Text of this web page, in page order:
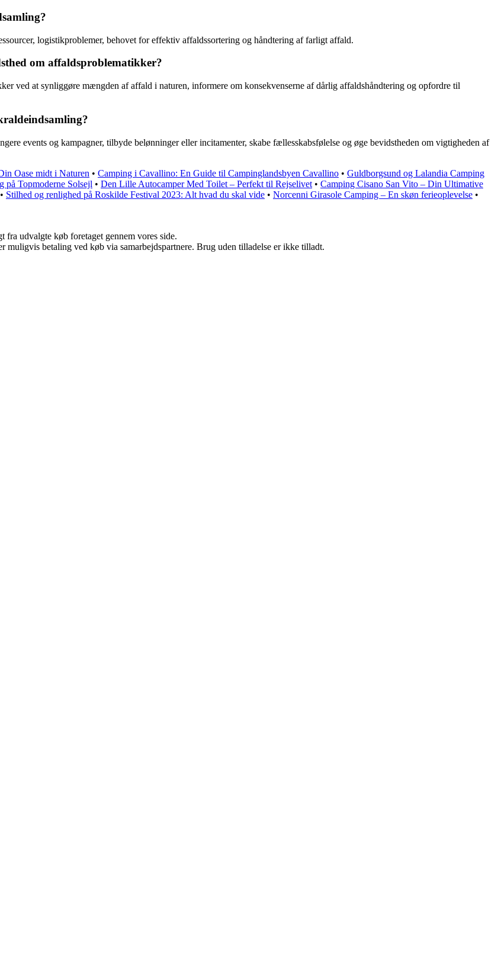
logistikproblemer, behovet for effektiv affaldssortering og håndtering af farligt affald.
om affaldsproblematikker?
ved at synliggøre mængden af affald i naturen, informere om konsekvenserne af dårlig affaldshåndtering og opfordre til
events og kampagner, tilbyde belønninger eller incitamenter, skabe fællesskabsfølelse og øge bevidstheden om vigtigheden af
Oase midt i Naturen • Camping i Cavallino: En Guide til Campinglandsbyen Cavallino • Guldborgsund og Lalandia Camping
Topmoderne Solsejl • Den Lille Autocamper Med Toilet – Perfekt til Rejselivet • Camping Cisano San Vito – Din Ultimative
• Stilhed og renlighed på Roskilde Festival 2023: Alt hvad du skal vide • Norcenni Girasole Camping – En skøn ferieoplevelse •
udvalgte køb foretaget gennem vores side.
betaling ved køb via samarbejdspartnere. Brug uden tilladelse er ikke tilladt.